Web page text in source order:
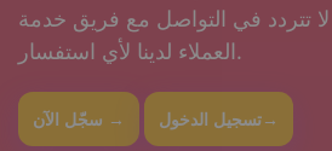
تتردد في التواصل مع فريق خدمة
العملاء لدينا لأي استفسار.
سجّل الآن → تسجيل الدخول→